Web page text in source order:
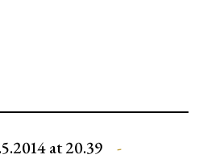
at 20.39